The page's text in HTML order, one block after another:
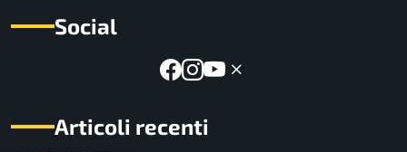
Social
Articoli recenti